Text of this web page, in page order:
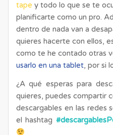
tape y todo lo que se te
planificarte como un pro.
dentro de nada van a
quieres hacerte con ellos,
como te he contado otras
usarlo en una tablet, por si
¿A qué esperas para
quieres, puedes compartir
descargables en las redes
el hashtag